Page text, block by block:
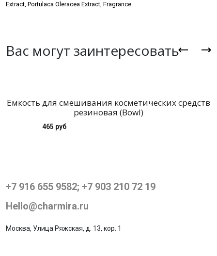
Extract, Portulaca Oleracea Extract, Fragrance.
Вас могут заинтересовать
Емкость для смешивания косметических средств
резиновая (Bowl)
465 руб
+7 916 655 9582; +7 903 210 72 19
Hello@charmira.ru
Москва, Улица Ряжская, д. 13, кор. 1